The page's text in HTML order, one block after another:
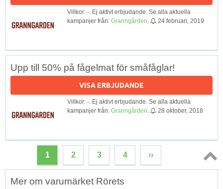
Villkor: -. Ej aktivt erbjudande. Se alla aktuella
kampanjer från: Granngården 24 februari, 2019
Upp till 50% på fågelmat för småfåglar!
VISA ERBJUDANDE
Villkor: -. Ej aktivt erbjudande. Se alla aktuella
kampanjer från: Granngården 28 oktober, 2018
1 2 3 4 ››
Topp
Mer om varumärket Rörets